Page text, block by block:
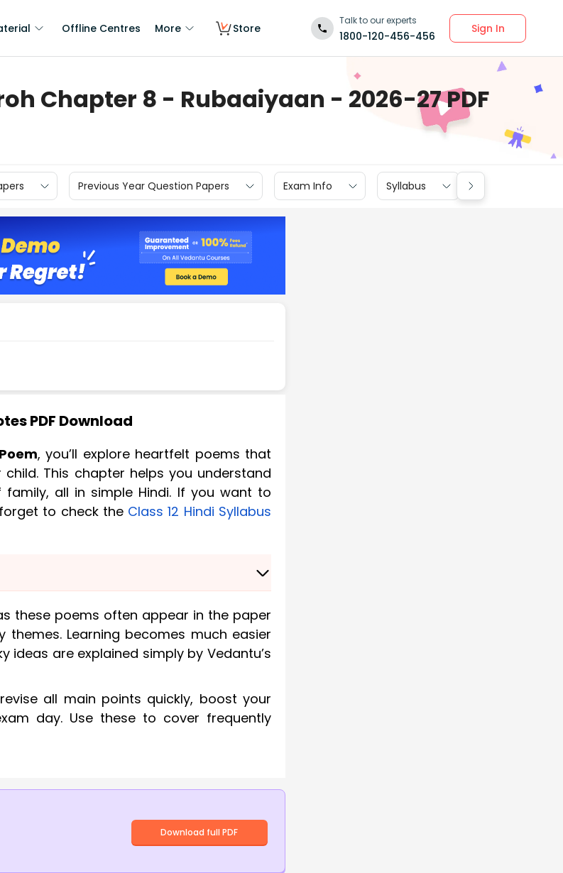
Offline Centres More Store
Talk to our experts
1800-120-456-456
Sign In
Chapter 8 - Rubaaiyaan - 2026-27 PDF
Previous Year Question Papers Exam Info Syllabus
PDF Download
, you’ll explore heartfelt poems that
This chapter helps you understand
all in simple Hindi. If you want to
to check the Class 12 Hindi Syllabus
these poems often appear in the paper
Learning becomes much easier
ideas are explained simply by Vedantu’s
all main points quickly, boost your
day. Use these to cover frequently
Download full PDF